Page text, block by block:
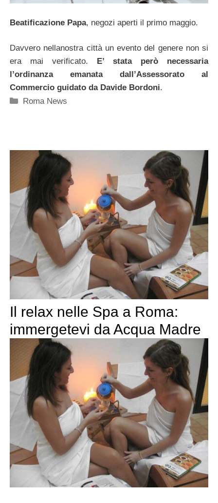
Beatificazione Papa, negozi aperti il primo maggio.
Davvero nellanostra città un evento del genere non si
era mai verificato. E’ stata però necessaria
l’ordinanza emanata dall’Assessorato al
Commercio guidato da Davide Bordoni.
Categorie
Roma News
Il relax nelle Spa a Roma:
immergetevi da Acqua Madre